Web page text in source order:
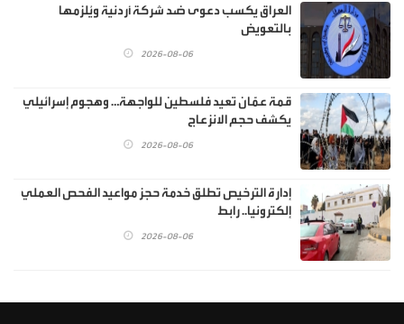
العراق يكسب دعوى ضد شركة أردنية ويُلزمها
بالتعويض
2026-08-06
قمة عمّان تعيد فلسطين للواجهة… وهجوم إسرائيلي
يكشف حجم الانزعاج
2026-08-06
إدارة الترخيص تطلق خدمة حجز مواعيد الفحص العملي
إلكترونيا.. رابط
2026-08-06